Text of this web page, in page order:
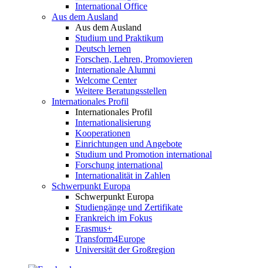
International Office
Aus dem Ausland
Aus dem Ausland
Studium und Praktikum
Deutsch lernen
Forschen, Lehren, Promovieren
Internationale Alumni
Welcome Center
Weitere Beratungsstellen
Internationales Profil
Internationales Profil
Internationalisierung
Kooperationen
Einrichtungen und Angebote
Studium und Promotion international
Forschung international
Internationalität in Zahlen
Schwerpunkt Europa
Schwerpunkt Europa
Studiengänge und Zertifikate
Frankreich im Fokus
Erasmus+
Transform4Europe
Universität der Großregion